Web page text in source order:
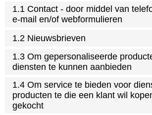
1.1 Contact - door middel van
e-mail en/of webformulieren
1.2 Nieuwsbrieven
1.3 Om gepersonaliseerde
diensten te kunnen aanbieden
1.4 Om service te bieden voor
producten te die een klant wil
gekocht